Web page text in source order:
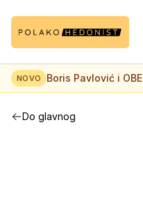
NOVO Boris Pavlović i
Do glavnog